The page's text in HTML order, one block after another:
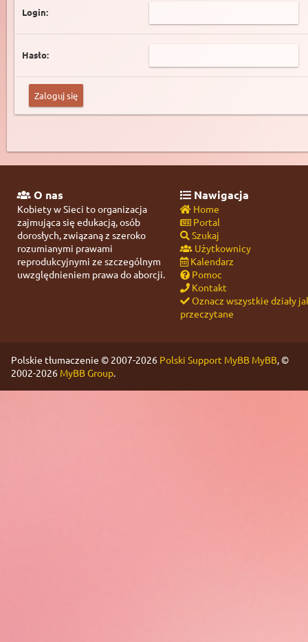
Login:
Hasło:
O nas
Kobiety w Sieci to organizacja
zajmująca się edukacją, osób
dorosłych, związaną z szeroko
rozumianymi prawami
reprodukcyjnymi ze szczególnym
uwzględnieniem prawa do aborcji.
Nawigacja
Home
Portal
Szukaj
Użytkownicy
Kalendarz
Pomoc
Kontakt
Oznacz wszystkie działy
przeczytane
Polskie tłumaczenie © 2007-2026 Polski Support MyBB MyBB, ©
2002-2026 MyBB Group.